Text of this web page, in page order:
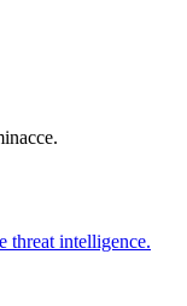
threat intelligence.